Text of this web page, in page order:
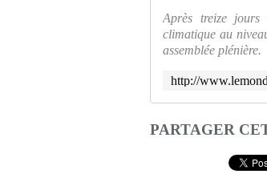
Après treize jours
climatique au
assemblée plénière.
PARTAGER